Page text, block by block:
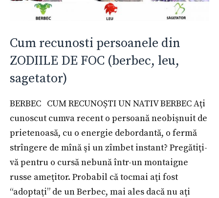
Cum recunosti persoanele din
ZODIILE DE FOC (berbec, leu,
sagetator)
BERBEC CUM RECUNOȘTI UN NATIV BERBEC Aţi
cunoscut cumva recent o persoană neobişnuit de
prietenoasă, cu o energie debordantă, o fermă
strîngere de mînă şi un zîmbet instant? Pregătiţi-
vă pentru o cursă nebună într-un montaigne
russe ameţitor. Probabil că tocmai aţi fost
“adoptaţi” de un Berbec, mai ales dacă nu aţi